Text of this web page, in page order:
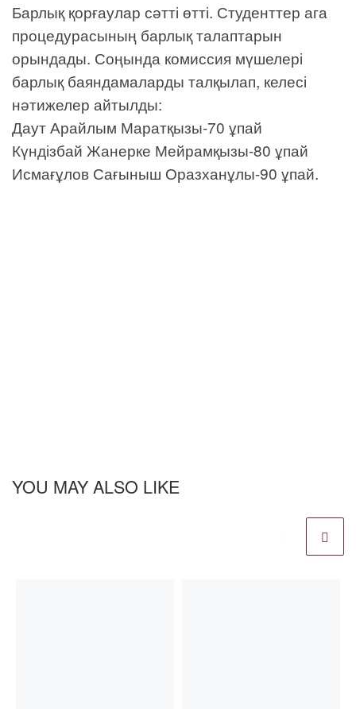
Барлық қорғаулар сәтті өтті. Студенттер ага
процедурасының барлық талаптарын
орындады. Соңында комиссия мүшелері
барлық баяндамаларды талқылап, келесі
нәтижелер айтылды:
Даут Арайлым Маратқызы-70 ұпай
Күндізбай Жанерке Мейрамқызы-80 ұпай
Исмағұлов Сағыныш Оразханұлы-90 ұпай.
YOU MAY ALSO LIKE